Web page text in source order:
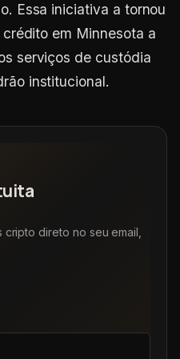
Essa iniciativa a tornou
em Minnesota a
serviços de custódia
institucional.
direto no seu email,